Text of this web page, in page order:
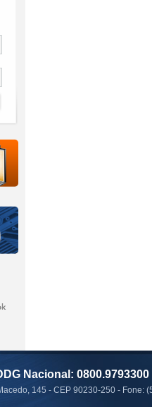
Nacional: 0800.9793300
145 - CEP 90230-250 - Fone: